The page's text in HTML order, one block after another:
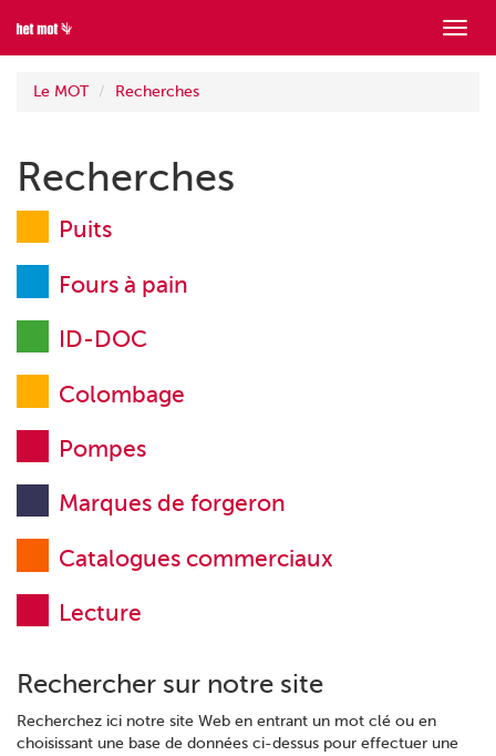
menu
Le MOT Recherches
Recherches
Puits
Fours à pain
ID-DOC
Colombage
Pompes
Marques de forgeron
Catalogues commerciaux
Lecture
Rechercher sur notre site
Recherchez ici notre site Web en entrant un mot clé ou en
choisissant une base de données ci-dessus pour effectuer une